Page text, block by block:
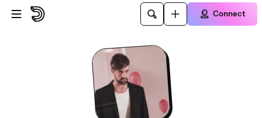
Skip to main content
Connect